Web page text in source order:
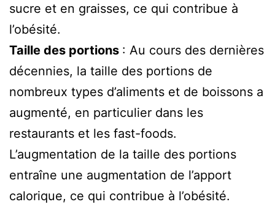
sucre et en graisses, ce qui contribue à
l’obésité.
Taille des portions : Au cours des dernières
décennies, la taille des portions de
nombreux types d’aliments et de boissons a
augmenté, en particulier dans les
restaurants et les fast-foods.
L’augmentation de la taille des portions
entraîne une augmentation de l’apport
calorique, ce qui contribue à l’obésité.